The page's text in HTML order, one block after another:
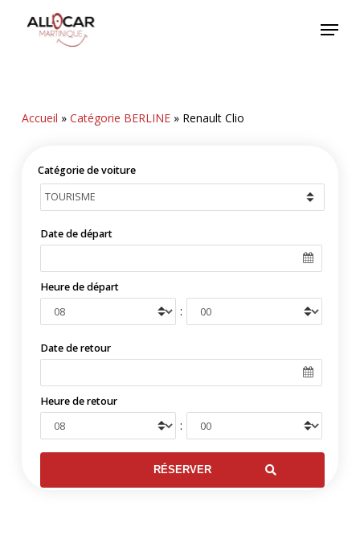
Menu
Accueil » Catégorie BERLINE» Renault Clio
Catégorie de voiture
Date de départ
Heure de départ
:
Date de retour
Heure de retour
: